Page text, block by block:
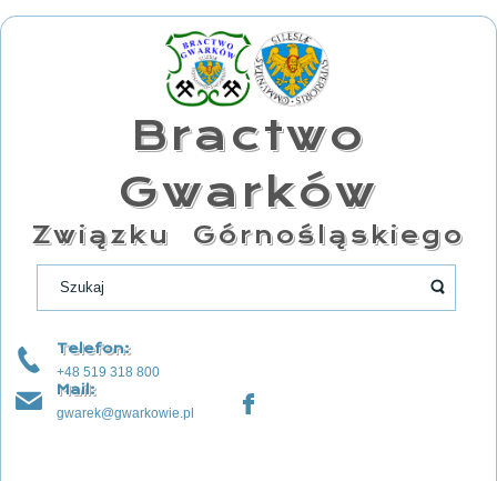
Bractwo
Gwarków
Związku Górnośląskiego
Telefon:
+48 519 318 800
Mail:
gwarek@gwarkowie.pl